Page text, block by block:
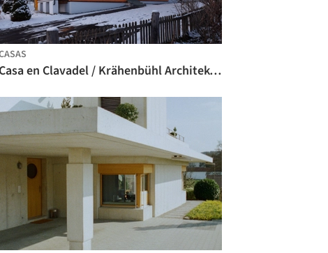
Casa en Clavadel / Krähenbühl Architekten Studio